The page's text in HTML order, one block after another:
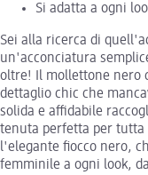
Si adatta a ogni
Sei alla ricerca di
un'acconciatura
oltre! Il mollettone nero
dettaglio chic che
solida e affidabile
tenuta perfetta per tutta
l'elegante fiocco nero,
femminile a ogni look,